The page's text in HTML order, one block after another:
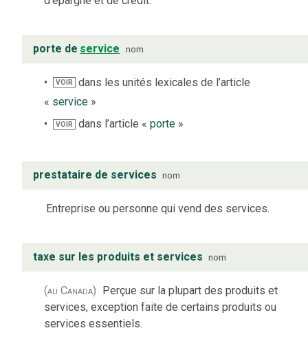
porte de service nom
VOIR
dans les unités lexicales de l’article
« service »
VOIR dans l’article «porte »
prestataire de services nom
Entreprise ou personne qui vend des services.
taxe sur les produits et services nom
(au Canada)
Perçue sur la plupart des produits et
services, exception faite de certains produits ou
services essentiels.